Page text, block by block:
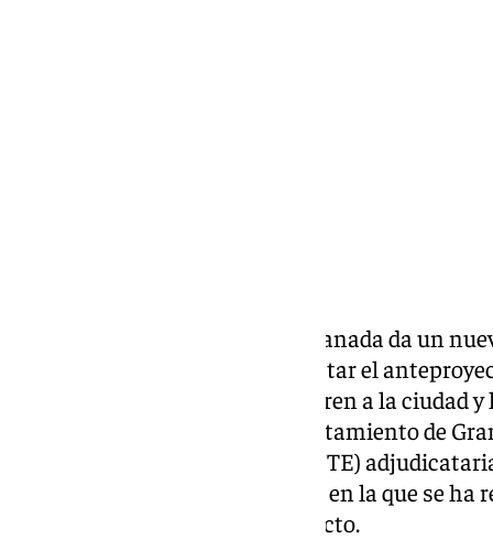
La integración ferroviaria de Granada da un
los trabajos técnicos para redactar el
transformación del acceso del tren a la ciudad
Representantes de Adif, el Ayuntamiento de
unión temporal de empresas (UTE)
IX Mesa Técnica del Ferrocarril, en la que se
primeras actuaciones del proyecto.